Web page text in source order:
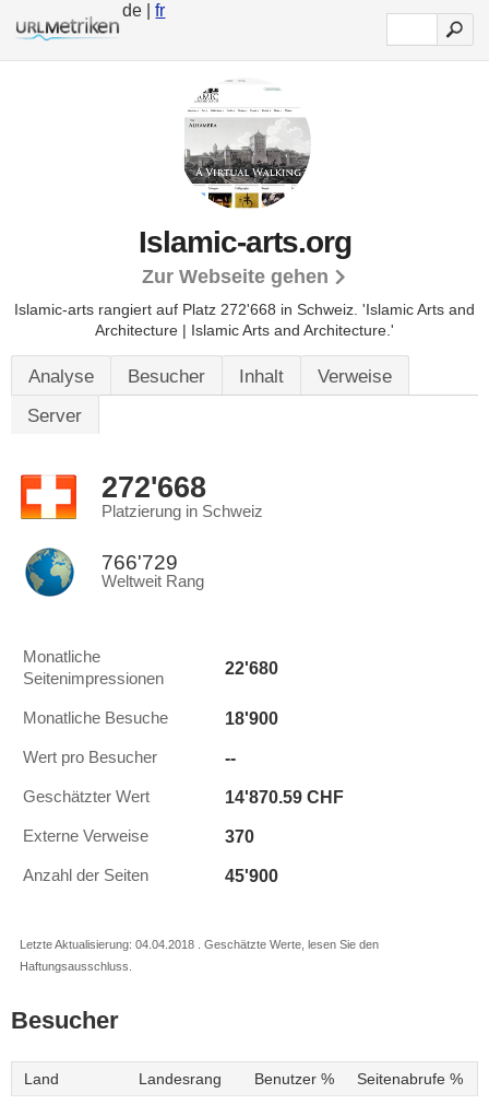
de |fr
Islamic-arts.org
Zur Webseite gehen
Islamic-arts rangiert auf Platz 272'668 in Schweiz. 'Islamic Arts and
Architecture | Islamic Arts and Architecture.'
Analyse Besucher Inhalt
Verweise
Server
272'668
Platzierung in Schweiz
766'729
Weltweit Rang
Monatliche
Seitenimpressionen
22'680
Monatliche Besuche 18'900
Wert pro Besucher --
Geschätzter Wert 14'870.59 CHF
Externe Verweise 370
Anzahl der Seiten 45'900
Letzte Aktualisierung: 04.04.2018 . Geschätzte Werte, lesen Sie den
Haftungsausschluss.
Besucher
Land Landesrang Benutzer % Seitenabrufe %